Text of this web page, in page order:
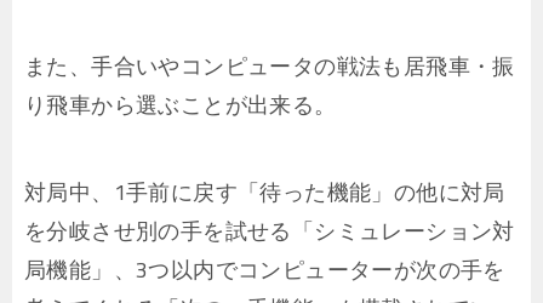
また、手合いやコンピュータの戦法も居飛車・振
り飛車から選ぶことが出来る。
対局中、1手前に戻す「待った機能」の他に対局
を分岐させ別の手を試せる「シミュレーション対
局機能」、3つ以内でコンピューターが次の手を